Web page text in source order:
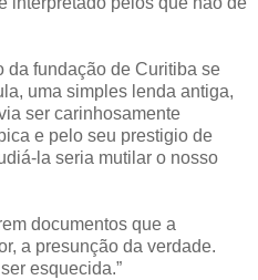
da fundação de Curitiba se
uma simples lenda antiga,
ser carinhosamente
e pelo seu prestigio de
la seria mutilar o nosso
documentos que a
a presunção da verdade.
esquecida.”